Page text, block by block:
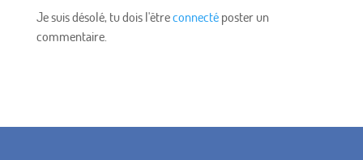
Je suis désolé, tu dois l'êtreconnectéposter un
commentaire.